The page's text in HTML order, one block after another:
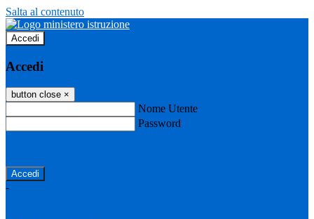
Salta al contenuto
Accedi
Accedi
button close ×
Nome Utente
Password
-